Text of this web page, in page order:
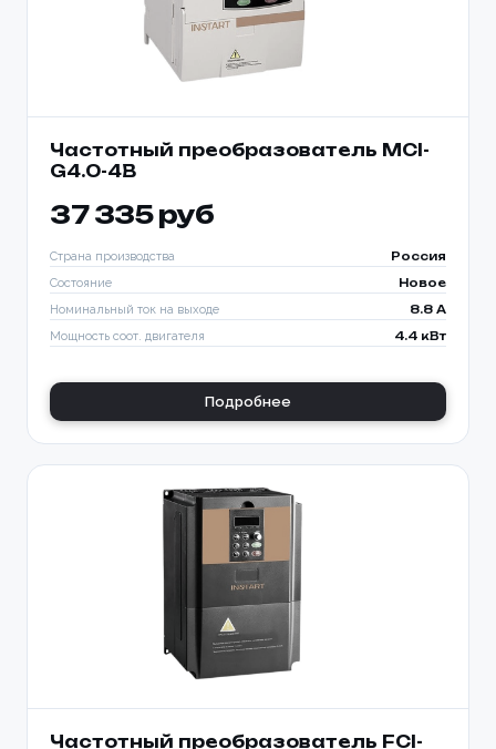
Частотный преобразователь MCI-
G4.0-4B
37 335 руб
Страна производства Россия
Состояние Новое
Номинальный ток на выходе 8.8 A
Мощность соот. двигателя 4.4 кВт
Подробнее
Частотный преобразователь FCI-